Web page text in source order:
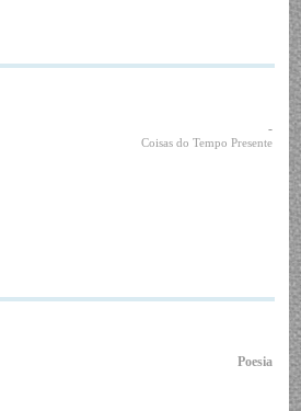
-
Coisas do Tempo Presente
Poesia